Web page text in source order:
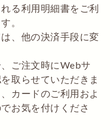
る利用明細書をご利
。
、他の決済手段に変
ご注文時にWebサ
取らせていただきま
カードのご利用およ
お気を付けくださ